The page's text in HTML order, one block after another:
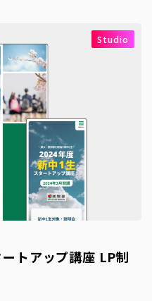
Studio
トアップ講座 LP制